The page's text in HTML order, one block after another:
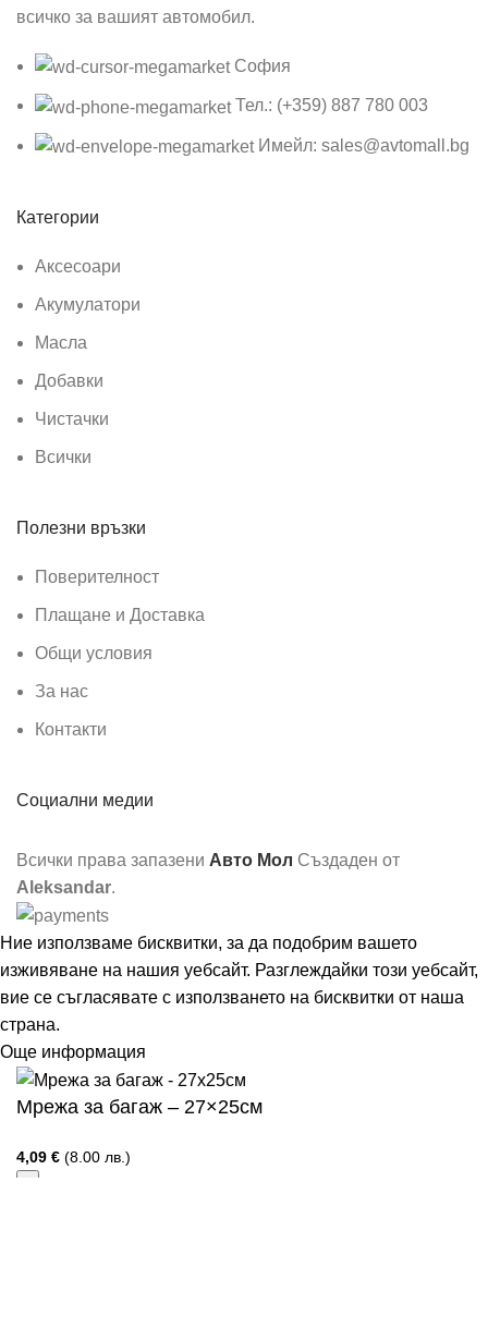
всичко за вашият автомобил.
София
Тел.: (+359) 887 780 003
Имейл: sales@avtomall.bg
Категории
Аксесоари
Акумулатори
Масла
Добавки
Чистачки
Всички
Полезни връзки
Поверителност
Плащане и Доставка
Общи условия
За нас
Контакти
Социални медии
Всички права запазени Авто Мол Създаден от
Aleksandar.
Ние използваме бисквитки, за да подобрим вашето
изживяване на нашия уебсайт. Разглеждайки този уебсайт,
вие се съгласявате с използването на бисквитки от наша
страна.
Още информация
Мрежа за багаж – 27×25см
4,09 € (8.00 лв.)